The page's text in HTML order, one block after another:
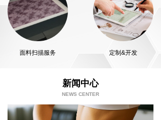
新闻中心
NEWS CENTER
定制&开发
面料扫描服务